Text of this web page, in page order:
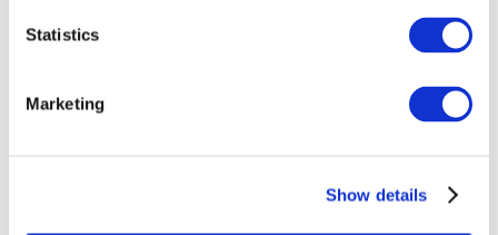
Statistics
Marketing
Show details